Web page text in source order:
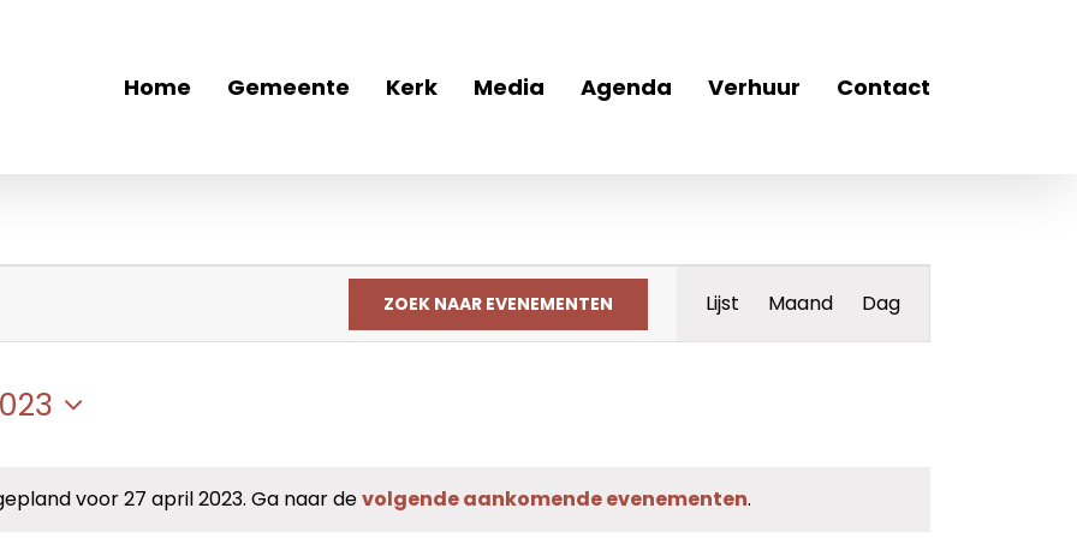
Home Gemeente Kerk Media Agenda Verhuur Contact
Bericht
voor 27 april 2023. Ga naar devolgende aankomende evenementen.
ZOEK NAAR EVENEMENTEN
weergaven
navigatie
Lijst Maand Dag